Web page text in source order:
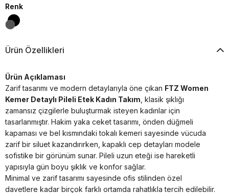
Renk
Ürün Özellikleri
Ürün Açıklaması
Zarif tasarımı ve modern detaylarıyla öne çıkan FTZ Women
Kemer Detaylı Pileli Etek Kadın Takım , klasik şıklığı
zamansız çizgilerle buluşturmak isteyen kadınlar için
tasarlanmıştır. Hakim yaka ceket tasarımı, önden düğmeli
kapaması ve bel kısmındaki tokalı kemeri sayesinde vücuda
zarif bir siluet kazandırırken, kapaklı cep detayları modele
sofistike bir görünüm sunar. Pileli uzun eteği ise hareketli
yapısıyla gün boyu şıklık ve konfor sağlar.
Minimal ve zarif tasarımı sayesinde ofis stilinden özel
davetlere kadar birçok farklı ortamda rahatlıkla tercih edilebilir.